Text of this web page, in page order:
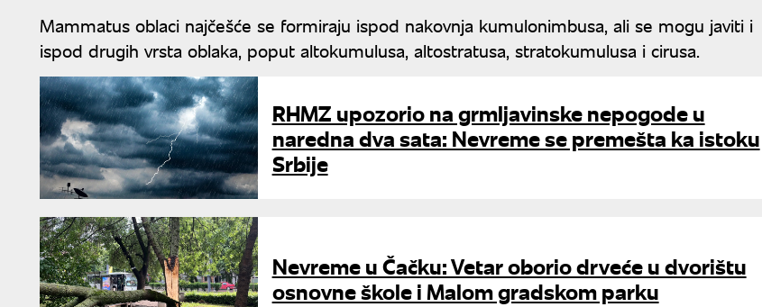
Mammatus oblaci najčešće se formiraju ispod nakovnja kumulonimbusa, ali se mogu javiti i
ispod drugih vrsta oblaka, poput altokumulusa, altostratusa, stratokumulusa i cirusa.
RHMZ upozorio na grmljavinske nepogode u
naredna dva sata: Nevreme se premešta ka istoku
Srbije
Nevreme u Čačku: Vetar oborio drveće u dvorištu
osnovne škole i Malom gradskom parku